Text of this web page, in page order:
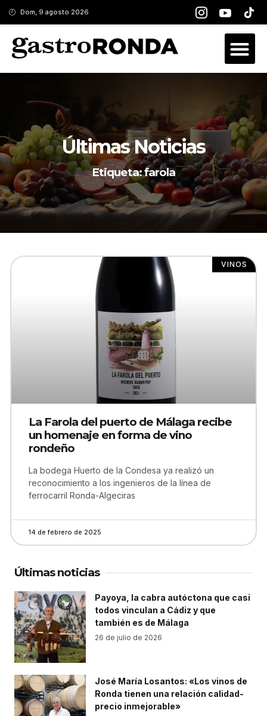
Dom, 9 agosto 2026
Últimas Noticias
Etiqueta: farola
VINOS
La Farola del puerto de Málaga recibe
un homenaje en forma de vino
rondeño
La bodega Huerto de la Condesa ya realizó un
reconocimiento a los ingenieros de la línea de
ferrocarril Ronda-Algeciras
14 de febrero de 2025
Últimas noticias
Payoya, la cabra autóctona que casi
todos vinculan a Cádiz y que
también es de Málaga
26 de julio de 2026
José María Losantos: «Los vinos de
Ronda tienen una relación calidad-
precio inmejorable»